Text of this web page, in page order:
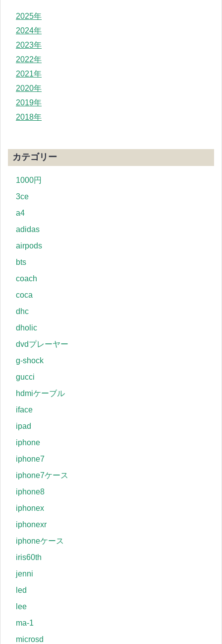
2025年
2024年
2023年
2022年
2021年
2020年
2019年
2018年
カテゴリー
1000円
3ce
a4
adidas
airpods
bts
coach
coca
dhc
dholic
dvdプレーヤー
g-shock
gucci
hdmiケーブル
iface
ipad
iphone
iphone7
iphone7ケース
iphone8
iphonex
iphonexr
iphoneケース
iris60th
jenni
led
lee
ma-1
microsd